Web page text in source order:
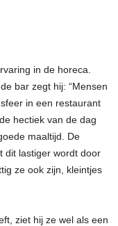
in de horeca.
bar zegt hij: “Mensen
in een restaurant
hectiek van de dag
maaltijd. De
dit lastiger wordt door
ze ook zijn, kleintjes
ziet hij ze wel als een